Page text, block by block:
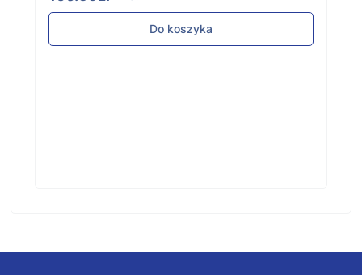
Do koszyka